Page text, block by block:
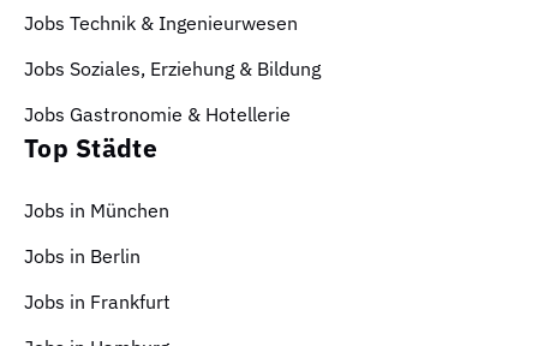
Jobs Technik & Ingenieurwesen
Jobs Soziales, Erziehung & Bildung
Jobs Gastronomie & Hotellerie
Top Städte
Jobs in München
Jobs in Berlin
Jobs in Frankfurt